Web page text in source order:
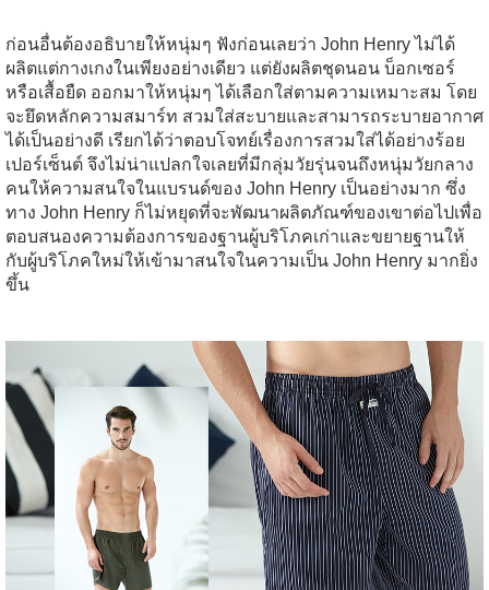
ก่อนอื่นต้องอธิบายให้หนุ่มๆ ฟังก่อนเลยว่า John Henryไม่ได้
ผลิตแต่กางเกงในเพียงอย่างเดียว แต่ยังผลิตชุดนอน บ็อกเซอร์
หรือเสื้อยืด ออกมาให้หนุ่มๆ ได้เลือกใส่ตามความเหมาะสม โดย
จะยึดหลักความสมาร์ท สวมใส่สะบายและสามารถระบายอากาศ
ได้เป็นอย่างดี เรียกได้ว่าตอบโจทย์เรื่องการสวมใส่ได้อย่างร้อย
เปอร์เซ็นต์ จึงไม่น่าแปลกใจเลยที่มีกลุ่มวัยรุ่นจนถึงหนุ่มวัยกลาง
คนให้ความสนใจในแบรนด์ของ John Henry เป็นอย่างมาก ซึ่ง
ทาง John Henry ก็ไม่หยุดที่จะพัฒนาผลิตภัณฑ์ของเขาต่อไปเพื่อ
ตอบสนองความต้องการของฐานผู้บริโภคเก่าและขยายฐานให้
กับผู้บริโภคใหม่ให้เข้ามาสนใจในความเป็น John Henry มากยิ่ง
ขึ้น